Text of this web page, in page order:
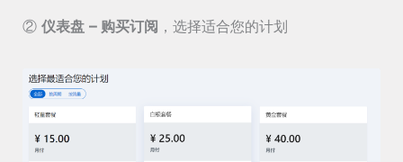
② 仪表盘 – 购买订阅 ，选择适合您的计划